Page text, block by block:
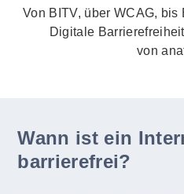
Von BITV, über WCAG,
Digitale
von
Wann ist ein
barrierefrei?